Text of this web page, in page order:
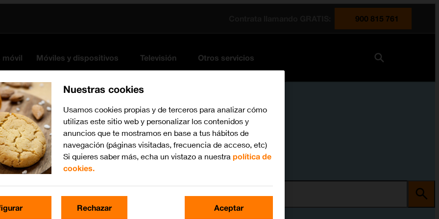
900 815 761
móvil Móviles y dispositivos Televisión Otros servicios
Nuestras cookies
Usamos cookies propias y de terceros para analizar cómo
utilizas este sitio web y personalizar los contenidos y
anuncios que te mostramos en base a tus hábitos de
navegación (páginas visitadas, frecuencia de acceso, etc)
Si quieres saber más, echa un vistazo a nuestra política de
cookies.
Rechazar Aceptar